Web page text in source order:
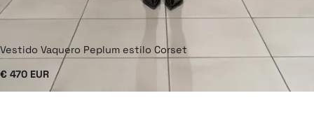
Vestido Vaquero Peplum estilo Corset
€ 470 EUR